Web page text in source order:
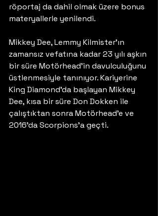
röportaj da dahil olmak üzere bonus
materyallerle yenilendi.
Mikkey Dee, Lemmy Kilmister’ın
zamansız vefatına kadar 23 yılı aşkın
bir süre Motörhead’in davulculuğunu
üstlenmesiyle tanınıyor. Kariyerine
King Diamond’da başlayan Mikkey
Dee, kısa bir süre Don Dokken ile
çalıştıktan sonra Motörhead’e ve
2016’da Scorpions’a geçti.